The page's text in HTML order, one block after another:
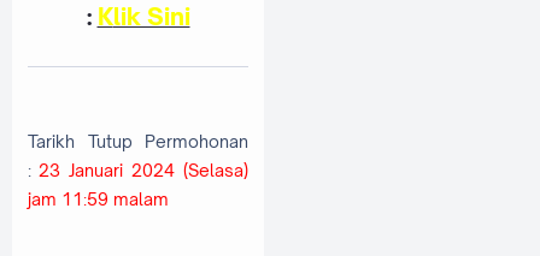
: Klik Sini
Tarikh Tutup Permohonan
: 23 Januari 2024 (Selasa)
jam 11:59 malam